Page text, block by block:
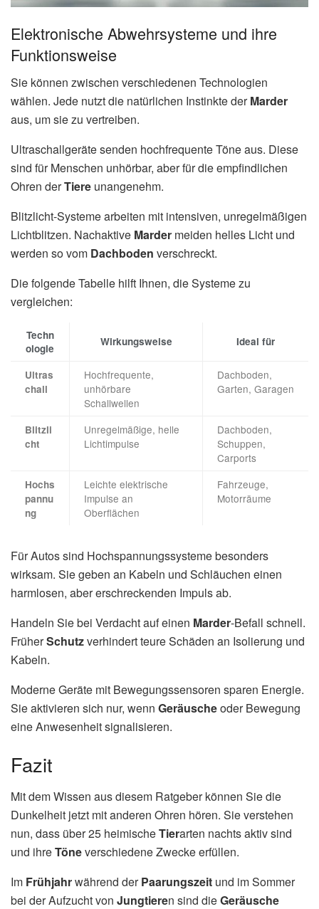
Elektronische Abwehrsysteme und ihre
Funktionsweise
Sie können zwischen verschiedenen Technologien
wählen. Jede nutzt die natürlichen Instinkte derMarder
aus, um sie zu vertreiben.
Ultraschallgeräte senden hochfrequente Töne aus. Diese
sind für Menschen unhörbar, aber für die empfindlichen
Ohren derTiere unangenehm.
Blitzlicht-Systeme arbeiten mit intensiven, unregelmäßigen
Lichtblitzen. Nachaktive Marder meiden helles Licht und
werden so vom Dachboden verschreckt.
Die folgende Tabelle hilft Ihnen, die Systeme zu
vergleichen:
Techn
ologie
Wirkungsweise Ideal für
Ultras
chall
Hochfrequente,
unhörbare
Schallwellen
Dachboden,
Garten, Garagen
Blitzli
cht
Unregelmäßige, helle
Lichtimpulse
Dachboden,
Schuppen,
Carports
Hochs
pannu
ng
Leichte elektrische
Impulse an
Oberflächen
Fahrzeuge,
Motorräume
Für Autos sind Hochspannungssysteme besonders
wirksam. Sie geben an Kabeln und Schläuchen einen
harmlosen, aber erschreckenden Impuls ab.
Handeln Sie bei Verdacht auf einen Marder-Befall schnell.
FrüherSchutzverhindert teure Schäden an Isolierung und
Kabeln.
Moderne Geräte mit Bewegungssensoren sparen Energie.
Sie aktivieren sich nur, wenn Geräuscheoder Bewegung
eine Anwesenheit signalisieren.
Fazit
Mit dem Wissen aus diesem Ratgeber können Sie die
Dunkelheit jetzt mit anderen Ohren hören. Sie verstehen
nun, dass über 25 heimischeTierarten nachts aktiv sind
und ihreTöneverschiedene Zwecke erfüllen.
Im Frühjahrwährend derPaarungszeit und im Sommer
bei der Aufzucht von Jungtieren sind dieGeräusche